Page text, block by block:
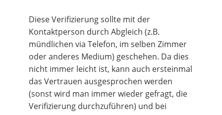
Diese Verifizierung sollte mit der
Kontaktperson durch Abgleich (z.B.
mündlichen via Telefon, im selben Zimmer
oder anderes Medium) geschehen. Da dies
nicht immer leicht ist, kann auch ersteinmal
das Vertrauen ausgesprochen werden
(sonst wird man immer wieder gefragt, die
Verifizierung durchzuführen) und bei